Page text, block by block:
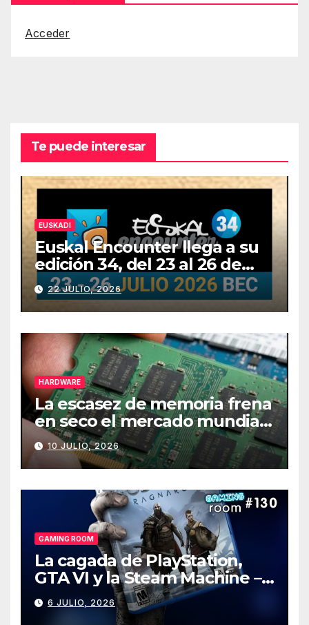
Acceder
Te puede interesar
EUSKADI
Euskal Encounter llega a su
edición 34, del 23 al 26 de
julio
22 JULIO, 2026
HARDWARE
La escasez de memoria frena
en seco el mercado mundial
de PCs
10 JULIO, 2026
GAMING ROOM
La cagada de PlayStation,
GTA VI y la Steam Machine –
Gaming Room #130
6 JULIO, 2026